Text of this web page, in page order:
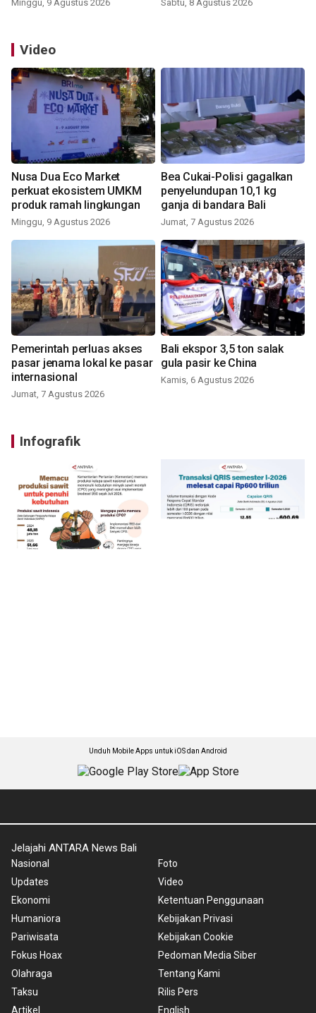
Minggu, 9 Agustus 2026 Sabtu, 8 Agustus 2026
Video
Nusa Dua Eco Market
perkuat ekosistem UMKM
produk ramah lingkungan
Minggu, 9 Agustus 2026
Bea Cukai-Polisi gagalkan
penyelundupan 10,1 kg
ganja di bandara Bali
Jumat, 7 Agustus 2026
Pemerintah perluas akses
pasar jenama lokal ke pasar
internasional
Jumat, 7 Agustus 2026
Bali ekspor 3,5 ton salak
gula pasir ke China
Kamis, 6 Agustus 2026
Infografik
Unduh Mobile Apps untuk iOS dan Android
Jelajahi ANTARA News Bali
Nasional
Updates
Ekonomi
Humaniora
Pariwisata
Fokus Hoax
Olahraga
Taksu
Artikel
Foto
Video
Ketentuan Penggunaan
Kebijakan Privasi
Kebijakan Cookie
Pedoman Media Siber
Tentang Kami
Rilis Pers
English